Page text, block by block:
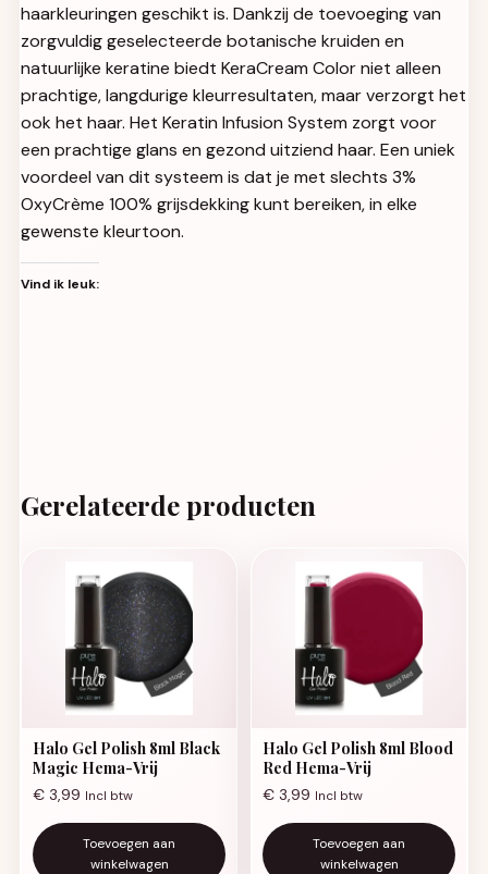
haarkleuringen geschikt is. Dankzij de toevoeging van
zorgvuldig geselecteerde botanische kruiden en
natuurlijke keratine biedt KeraCream Color niet alleen
prachtige, langdurige kleurresultaten, maar verzorgt het
ook het haar. Het Keratin Infusion System zorgt voor
een prachtige glans en gezond uitziend haar. Een uniek
voordeel van dit systeem is dat je met slechts 3%
OxyCrème 100% grijsdekking kunt bereiken, in elke
gewenste kleurtoon.
Vind ik leuk:
Gerelateerde producten
Halo Gel Polish 8ml Black
Magic Hema-Vrij
€ 3,99 Incl btw
Toevoegen aan
winkelwagen
Halo Gel Polish 8ml Blood
Red Hema-Vrij
€ 3,99 Incl btw
Toevoegen aan
winkelwagen